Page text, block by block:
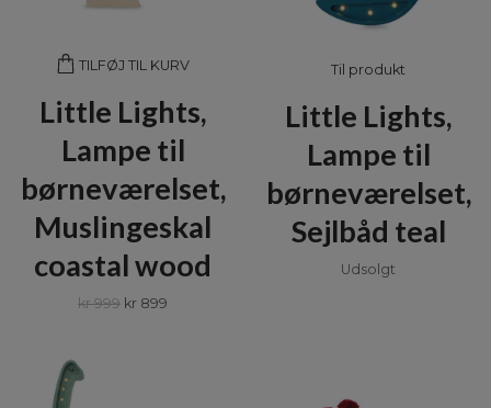
TILFØJ TIL KURV
Little Lights,
Lampe til
børneværelset,
Muslingeskal
coastal wood
kr 999 kr 899
Til produkt
Little Lights,
Lampe til
børneværelset,
Sejlbåd teal
Udsolgt